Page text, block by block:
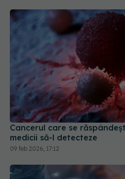
Cancerul care se
medicii să-l detecteze
09 feb 2026, 17:12